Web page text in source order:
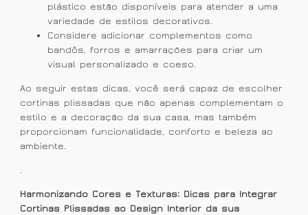
plástico estão disponíveis para atender a uma
variedade de estilos decorativos.
Considere adicionar complementos como
bandôs, forros e amarrações para criar um
visual personalizado e coeso.
Ao seguir estas dicas, você será capaz de escolher
cortinas plissadas que não apenas complementam o
estilo e a decoração da sua casa, mas também
proporcionam funcionalidade, conforto e beleza ao
ambiente.
.
Harmonizando Cores e Texturas: Dicas para Integrar
Cortinas Plissadas ao Design Interior da sua